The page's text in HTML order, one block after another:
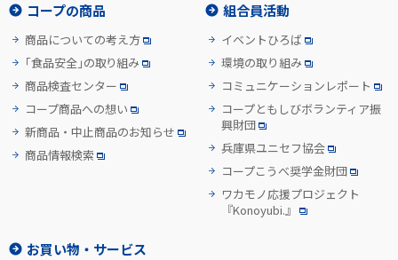
コープの商品
商品についての考え方
「食品安全」の取り組み
商品検査センター
コープ商品への想い
新商品・中止商品のお知らせ
商品情報検索
組合員活動
イベントひろば
環境の取り組み
コミュニケーションレポート
コープともしびボランティア振
興財団
兵庫県ユニセフ協会
コープこうべ奨学金財団
ワカモノ応援プロジェクト
『Konoyubi.』
お買い物・サービス